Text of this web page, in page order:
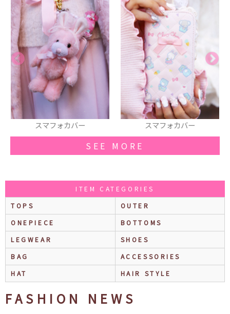
スマフォカバー ライダースジャケット
SEE MORE
ITEM CATEGORIES
TOPS
OUTER
ONEPIECE
BOTTOMS
LEGWEAR
SHOES
BAG
ACCESSORIES
HAT
HAIR STYLE
FASHION NEWS